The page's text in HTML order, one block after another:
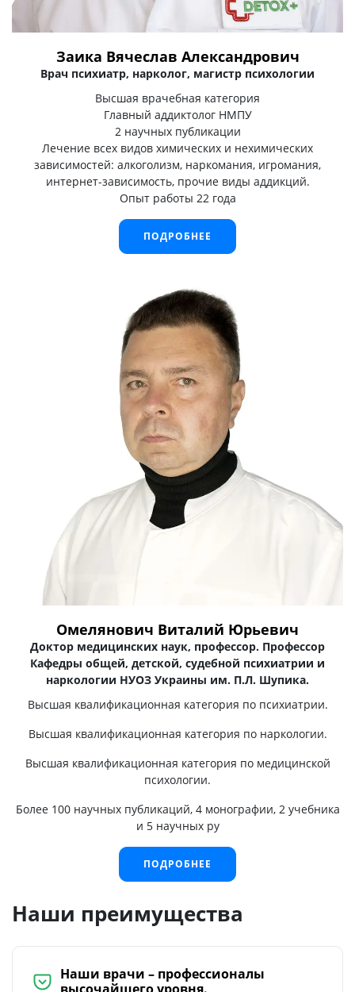
Заика Вячеслав Александрович
Врач психиатр, нарколог, магистр психологии
Высшая врачебная категория
Главный аддиктолог НМПУ
2 научных публикации
Лечение всех видов химических и нехимических
зависимостей: алкоголизм, наркомания, игромания,
интернет-зависимость, прочие виды аддикций.
Опыт работы 22 года
ПОДРОБНЕЕ
Омелянович Виталий Юрьевич
Доктор медицинских наук, профессор. Профессор
Кафедры общей, детской, судебной психиатрии и
наркологии НУОЗ Украины им. П.Л. Шупика.
Высшая квалификационная категория по психиатрии.
Высшая квалификационная категория по наркологии.
Высшая квалификационная категория по медицинской
психологии.
Более 100 научных публикаций, 4 монографии, 2 учебника
и 5 научных ру
ПОДРОБНЕЕ
Наши преимущества
Наши врачи – профессионалы